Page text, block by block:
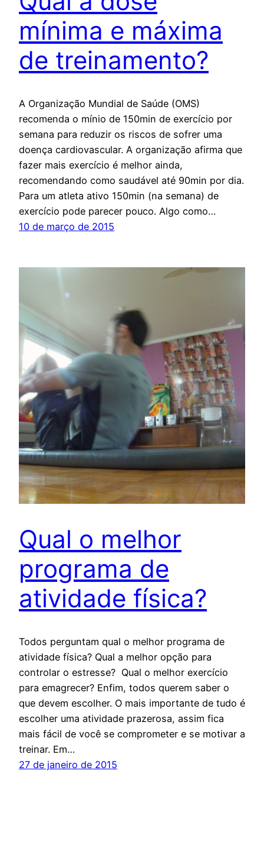
mínima e máxima
de treinamento?
A Organização Mundial de Saúde (OMS)
recomenda o mínio de 150min de exercício por
semana para reduzir os riscos de sofrer uma
doença cardiovascular. A organização afirma que
fazer mais exercício é melhor ainda,
recomendando como saudável até 90min por dia.
Para um atleta ativo 150min (na semana) de
exercício pode parecer pouco. Algo como…
10 de março de 2015
Qual o melhor
programa de
atividade física?
Todos perguntam qual o melhor programa de
atividade física? Qual a melhor opção para
controlar o estresse? Qual o melhor exercício
para emagrecer? Enfim, todos querem saber o
que devem escolher. O mais importante de tudo é
escolher uma atividade prazerosa, assim fica
mais fácil de você se comprometer e se motivar a
treinar. Em…
27 de janeiro de 2015